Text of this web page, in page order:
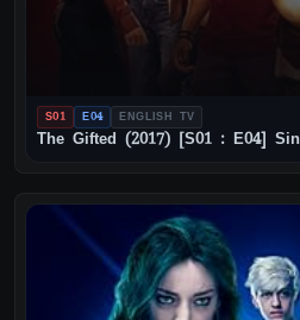
S01 E04 ENGLISH TV
The Gifted (2017) [S01 : E04]